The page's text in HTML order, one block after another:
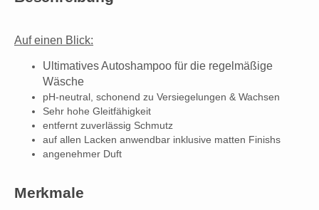
Auf einen Blick:
Ultimatives Autoshampoo für die regelmäßige
Wäsche
pH-neutral, schonend zu Versiegelungen & Wachsen
Sehr hohe Gleitfähigkeit
entfernt zuverlässig Schmutz
auf allen Lacken anwendbar inklusive matten Finishs
angenehmer Duft
Merkmale